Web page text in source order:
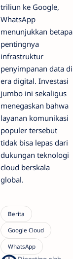
triliun ke Google,
WhatsApp
menunjukkan betapa
pentingnya
infrastruktur
penyimpanan data di
era digital. Investasi
jumbo ini sekaligus
menegaskan bahwa
layanan komunikasi
populer tersebut
tidak bisa lepas dari
dukungan teknologi
cloud berskala
global.